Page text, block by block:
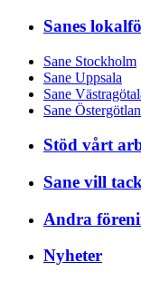
Sanes
Sane Stockholm
Sane Uppsala
Sane
Sane
Stöd vårt
Sane vill
Andra
Nyheter